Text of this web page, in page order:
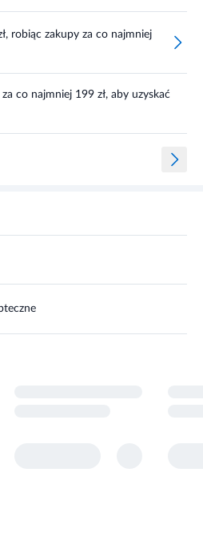
robiąc zakupy za co najmniej
co najmniej 199 zł, aby uzyskać